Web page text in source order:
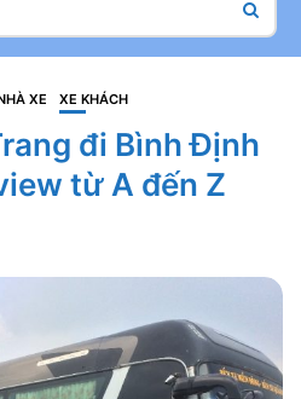
XE XE KHÁCH
đi Bình Định
từ A đến Z